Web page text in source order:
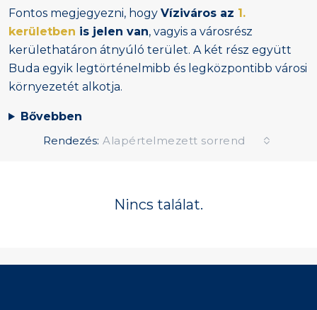
Fontos megjegyezni, hogy Víziváros az 1.
kerületben is jelen van, vagyis a városrész
kerülethatáron átnyúló terület. A két rész együtt
Buda egyik legtörténelmibb és legközpontibb városi
környezetét alkotja.
Bővebben
Rendezés: Alapértelmezett sorrend
Nincs találat.